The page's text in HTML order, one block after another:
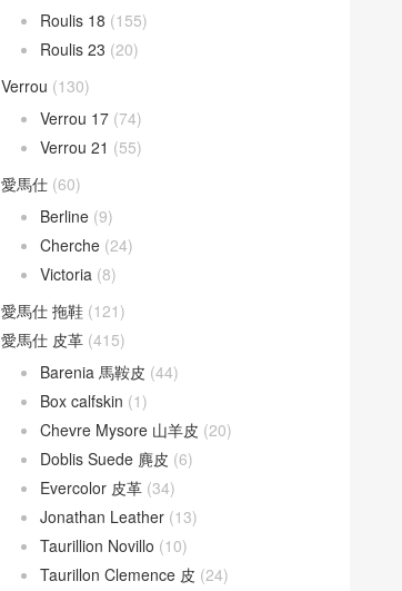
Roulis 18 (155)
Roulis 23 (20)
Verrou (130)
Verrou 17 (74)
Verrou 21 (55)
愛馬仕 (60)
Berline (9)
Cherche (24)
Victoria (8)
愛馬仕 拖鞋 (121)
愛馬仕 皮革 (415)
Barenia 馬鞍皮 (44)
Box calfskin (1)
Chevre Mysore 山羊皮 (20)
Doblis Suede 麂皮 (6)
Evercolor 皮革 (34)
Jonathan Leather (13)
Taurillion Novillo (10)
Taurillon Clemence 皮 (24)